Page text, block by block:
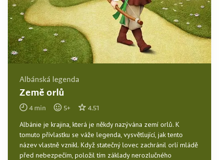
Albánská legenda
Země orlů
4min 5+ 4.51
Albánie je krajina, která je někdy nazývána zemí orlů. K
tomuto přívlastku se váže legenda, vysvětlující, jak tento
název vlastně vznikl. Když statečný lovec zachránil orlí mládě
před nebezpečím, položil tím základy nerozlučného